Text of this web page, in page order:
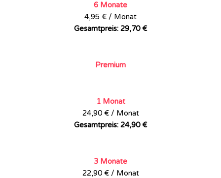
6 Monate
4,95 € / Monat
Gesamtpreis: 29,70 €
Premium
1 Monat
24,90 € / Monat
Gesamtpreis: 24,90 €
3 Monate
22,90 € / Monat